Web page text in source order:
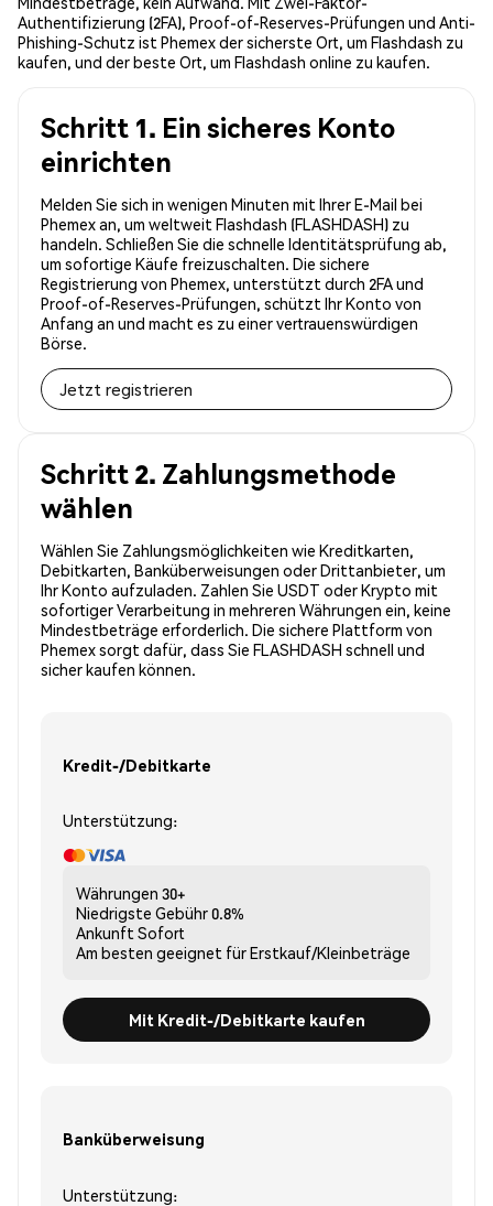
Authentifizierung (2FA), Proof-of-Reserves-Prüfungen und Anti-
Phishing-Schutz ist Phemex der sicherste Ort, um Flashdash zu
kaufen, und der beste Ort, um Flashdash online zu kaufen.
Schritt 1. Ein sicheres Konto
einrichten
Melden Sie sich in wenigen Minuten mit Ihrer E-Mail bei
Phemex an, um weltweit Flashdash (FLASHDASH) zu
handeln. Schließen Sie die schnelle Identitätsprüfung ab,
um sofortige Käufe freizuschalten. Die sichere
Registrierung von Phemex, unterstützt durch 2FA und
Proof-of-Reserves-Prüfungen, schützt Ihr Konto von
Anfang an und macht es zu einer vertrauenswürdigen
Börse.
Jetzt registrieren
Schritt 2. Zahlungsmethode
wählen
Wählen Sie Zahlungsmöglichkeiten wie Kreditkarten,
Debitkarten, Banküberweisungen oder Drittanbieter, um
Ihr Konto aufzuladen. Zahlen Sie USDT oder Krypto mit
sofortiger Verarbeitung in mehreren Währungen ein, keine
Mindestbeträge erforderlich. Die sichere Plattform von
Phemex sorgt dafür, dass Sie FLASHDASH schnell und
sicher kaufen können.
Kredit-/Debitkarte
Unterstützung:
Währungen 30+
Niedrigste Gebühr0.8%
Ankunft Sofort
Am besten geeignet fürErstkauf/Kleinbeträge
Mit Kredit-/Debitkarte kaufen
Banküberweisung
Unterstützung: